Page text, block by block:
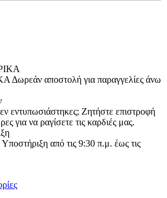
Δωρεάν αποστολή για παραγγελίες άνω
εντυπωσιάστηκες; Ζητήστε επιστροφή
για να ραγίσετε τις καρδιές μας.
Υποστήριξη από τις 9:30 π.μ. έως τις